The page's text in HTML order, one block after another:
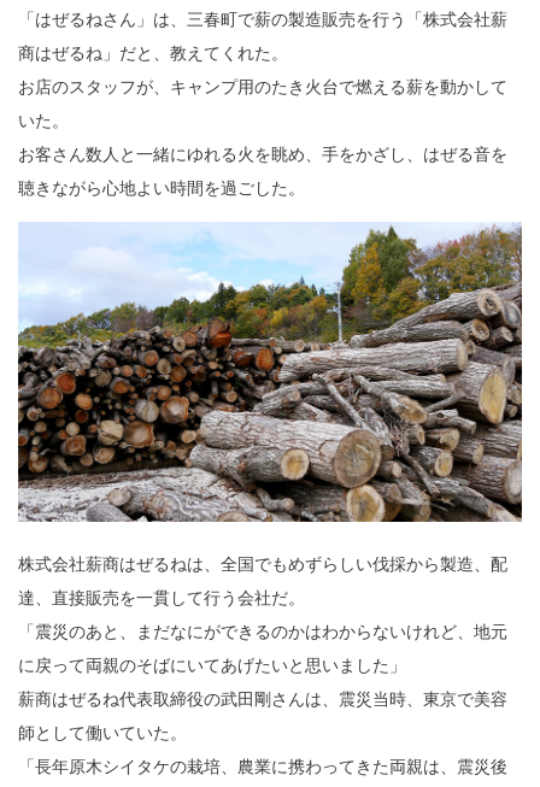
「はぜるねさん」は、三春町で薪の製造販売を行う「株式会社薪
商はぜるね」だと、教えてくれた。
お店のスタッフが、キャンプ用のたき火台で燃える薪を動かして
いた。
お客さん数人と一緒にゆれる火を眺め、手をかざし、はぜる音を
聴きながら心地よい時間を過ごした。
株式会社薪商はぜるねは、全国でもめずらしい伐採から製造、配
達、直接販売を一貫して行う会社だ。
「震災のあと、まだなにができるのかはわからないけれど、地元
に戻って両親のそばにいてあげたいと思いました」
薪商はぜるね代表取締役の武田剛さんは、震災当時、東京で美容
師として働いていた。
「長年原木シイタケの栽培、農業に携わってきた両親は、震災後